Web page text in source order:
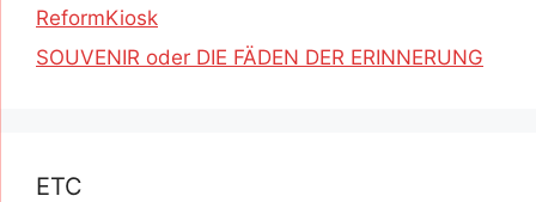
ReformKiosk
SOUVENIR oder DIE FÄDEN DER ERINNERUNG
ETC